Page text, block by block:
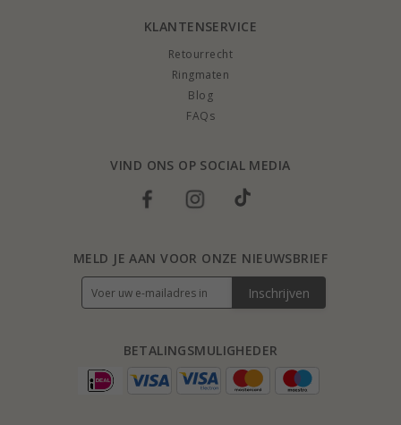
KLANTENSERVICE
Retourrecht
Ringmaten
Blog
FAQs
VIND ONS OP SOCIAL MEDIA
BETALINGSMULIGHEDER
MELD JE AAN VOOR ONZE NIEUWSBRIEF
Inschrijven